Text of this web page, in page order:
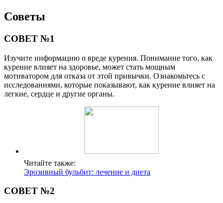
Советы
СОВЕТ №1
Изучите информацию о вреде курения. Понимание того, как
курение влияет на здоровье, может стать мощным
мотиватором для отказа от этой привычки. Ознакомьтесь с
исследованиями, которые показывают, как курение влияет на
легкие, сердце и другие органы.
Читайте также:
Эрозивный бульбит: лечение и диета
СОВЕТ №2